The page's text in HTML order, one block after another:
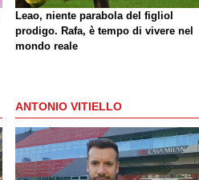
Leao, niente parabola del figliol
prodigo. Rafa, è tempo di vivere nel
mondo reale
ANTONIO VITIELLO